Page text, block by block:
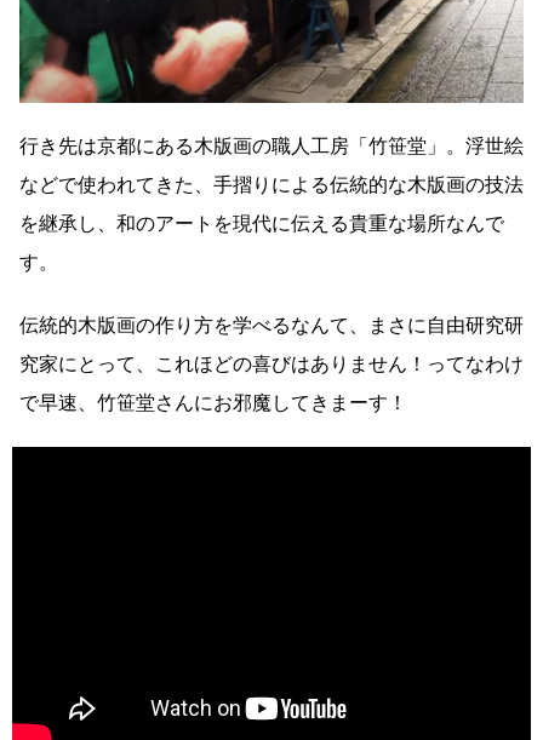
行き先は京都にある木版画の職人工房「竹笹堂」。浮世絵
などで使われてきた、手摺りによる伝統的な木版画の技法
を継承し、和のアートを現代に伝える貴重な場所なんで
す。
伝統的木版画の作り方を学べるなんて、まさに自由研究研
究家にとって、これほどの喜びはありません！ってなわけ
で早速、竹笹堂さんにお邪魔してきまーす！